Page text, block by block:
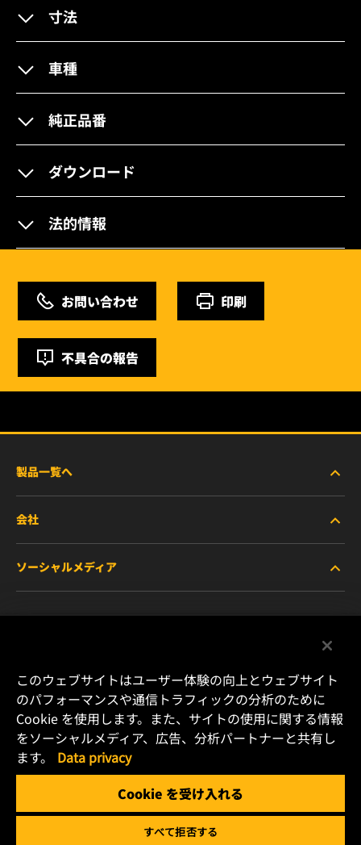
寸法
車種
純正品番
ダウンロード
法的情報
お問い合わせ 印刷
不具合の報告
製品一覧へ
商用車および建機・農機・産業用途車両
乗用車および小型トラック
特殊用途向けフィルター
会社
WIXについて
リソース
キャリア
データプライバシー
リーガルノーティス
ソーシャルメディア
Instagram
YouTube
横浜市港北区新横浜2-15-10 YS新横浜ビル2F
Email: info.jp@mann-hummel.com
このウェブサイトはユーザー体験の向上とウェブサイト
のパフォーマンスや通信トラフィックの分析のために
Cookie を使用します。また、サイトの使用に関する情報
をソーシャルメディア、広告、分析パートナーと共有し
ます。
Data privacy
Cookie を受け入れる
すべて拒否する